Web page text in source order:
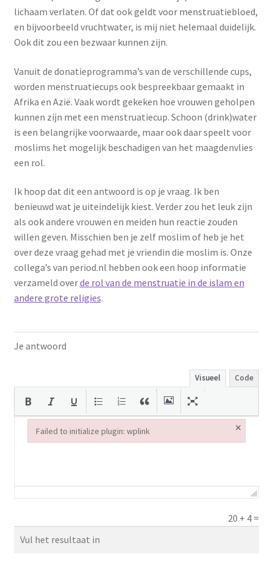
lichaam verlaten. Of dat ook geldt voor menstruatiebloed,
en bijvoorbeeld vruchtwater, is mij niet helemaal duidelijk.
Ook dit zou een bezwaar kunnen zijn.
Vanuit de donatieprogramma’s van de verschillende cups,
worden menstruatiecups ook bespreekbaar gemaakt in
Afrika en Azië. Vaak wordt gekeken hoe vrouwen geholpen
kunnen zijn met een menstruatiecup. Schoon (drink)water
is een belangrijke voorwaarde, maar ook daar speelt voor
moslims het mogelijk beschadigen van het maagdenvlies
een rol.
Ik hoop dat dit een antwoord is op je vraag. Ik ben
benieuwd wat je uiteindelijk kiest. Verder zou het leuk zijn
als ook andere vrouwen en meiden hun reactie zouden
willen geven. Misschien ben je zelf moslim of heb je het
over deze vraag gehad met je vriendin die moslim is. Onze
collega’s van period.nl hebben ook een hoop informatie
verzameld overde rol van de menstruatie in de islam en
andere grote religies.
Je antwoord
Visueel Code
20 + 4 =
Failed to initialize plugin: wplink ×
Failed to initialize plugin: wplink